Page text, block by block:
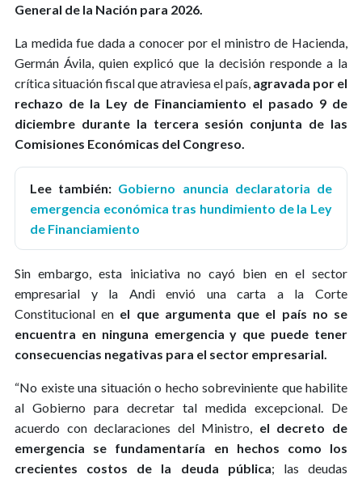
General de la Nación para 2026.
La medida fue dada a conocer por el ministro de Hacienda,
Germán Ávila, quien explicó que la decisión responde a la
crítica situación fiscal que atraviesa el país, agravada por el
rechazo de la Ley de Financiamiento el pasado 9 de
diciembre durante la tercera sesión conjunta de las
Comisiones Económicas del Congreso.
Lee también: Gobierno anuncia declaratoria de
emergencia económica tras hundimiento de la Ley
de Financiamiento
Sin embargo, esta iniciativa no cayó bien en el sector
empresarial y la Andi envió una carta a la Corte
Constitucional en el que argumenta que el país no se
encuentra en ninguna emergencia y que puede tener
consecuencias negativas para el sector empresarial.
“No existe una situación o hecho sobreviniente que habilite
al Gobierno para decretar tal medida excepcional. De
acuerdo con declaraciones del Ministro, el decreto de
emergencia se fundamentaría en hechos como los
crecientes costos de la deuda pública; las deudas